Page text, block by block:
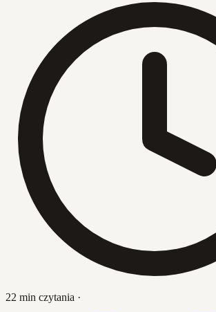
22 min czytania ·